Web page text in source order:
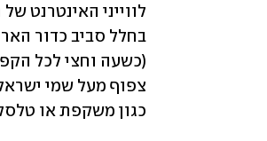
כגון משקפת או